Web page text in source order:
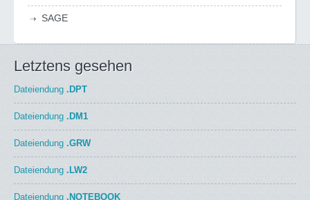
SAGE
Letztens gesehen
Dateiendung .DPT
Dateiendung .DM1
Dateiendung .GRW
Dateiendung .LW2
Dateiendung .NOTEBOOK